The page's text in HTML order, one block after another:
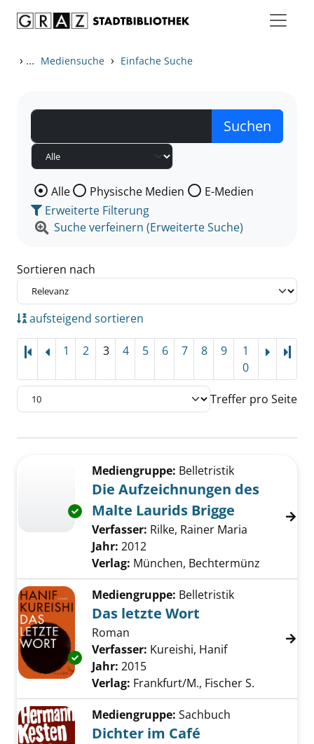
› ... Mediensuche › Einfache Suche
Wählen Sie die Medienart nach der Sie suchen wollen.
Alle Physische Medien
E-Medien
Erweiterte Filterung
Suche verfeinern (Erweiterte Suche)
Sortieren nach
aufsteigend sortieren
1 2 3 4 5 6 7 8 9
1
0
Treffer pro Seite
Zu den Suchfiltern springen
Exemplar-Details von Die Aufzeichnungen
Mediengruppe: Belletristik
Die Aufzeichnungen des
Malte Laurids Brigge
Verfasser: Rilke, Rainer Maria
Jahr: 2012
Verlag: München, Bechtermünz
Exemplar-Details von Das letzte Wort
Mediengruppe: Belletristik
Das letzte Wort
Roman
Verfasser: Kureishi, HanifSuche nach
Jahr: 2015
Verlag: Frankfurt/M., Fischer S.
Mediengruppe: Sachbuch
Dichter im Café